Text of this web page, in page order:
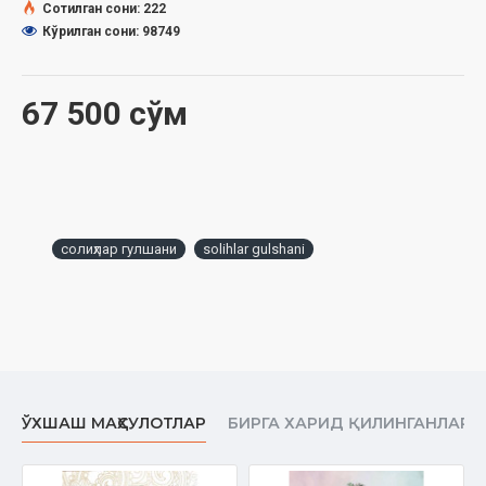
жиҳатдан манфаатли бўлади. Албатта, бунда яхши
суҳбатдош ёки китобнинг ўзига хос алоҳида ўрни бор. Зеро,
энг тўғри ва муносиб йўлни танлашда ёрдам бўлсин деган
ўзиёқ инсонга файз бағишлайди. Ҳаётда ўз олдига аниқ мақсад
натижада орзусига эришиш учун зарур бўладиган
67 500 сўм
Сотилган сони: 222
Кўрилган сони: 98749
солиҳлар гулшани solihlar gulshani
ЎХШАШ МАҲСУЛОТЛАР БИРГА ХАРИД ҚИЛИНГАНЛАР